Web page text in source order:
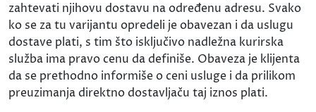
zahtevati njihovu dostavu na određenu adresu. Svako
ko se za tu varijantu opredeli je obavezan i da uslugu
dostave plati, s tim što isključivo nadležna kurirska
služba ima pravo cenu da definiše. Obaveza je klijenta
da se prethodno informiše o ceni usluge i da prilikom
preuzimanja direktno dostavljaču taj iznos plati.